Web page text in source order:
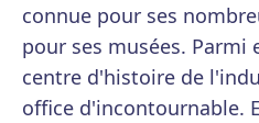
connue pour ses
pour ses musées. Parmi
centre d'histoire de
office d'incontournable.